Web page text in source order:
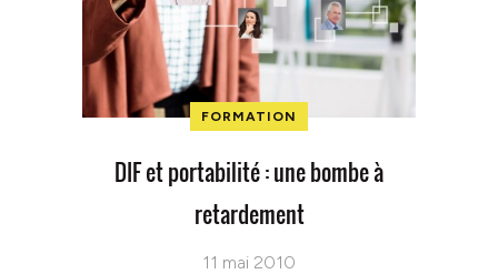
FORMATION
DIF et portabilité : une bombe à
retardement
11 mai 2010